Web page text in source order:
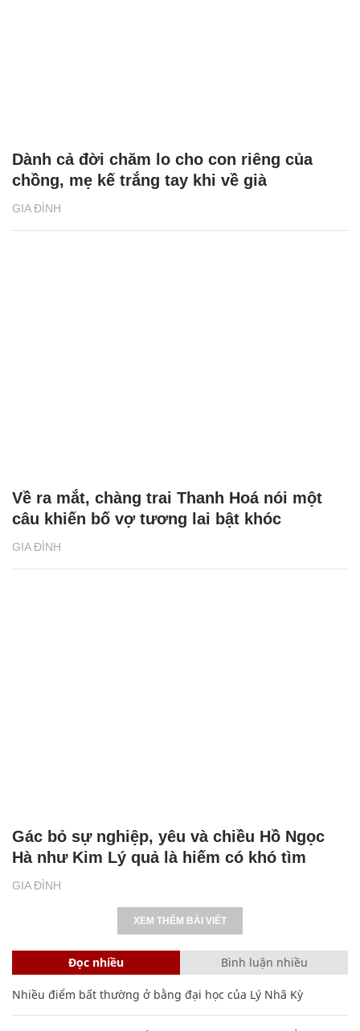
GIA ĐÌNH
Dành cả đời chăm lo cho con riêng của
chồng, mẹ kế trắng tay khi về già
GIA ĐÌNH
Về ra mắt, chàng trai Thanh Hoá nói một
câu khiến bố vợ tương lai bật khóc
GIA ĐÌNH
Gác bỏ sự nghiệp, yêu và chiều Hồ Ngọc
Hà như Kim Lý quả là hiếm có khó tìm
XEM THÊM BÀI VIẾT
Đọc nhiều Bình luận nhiều
Nhiều điểm bất thường ở bằng đại học của Lý Nhã Kỳ